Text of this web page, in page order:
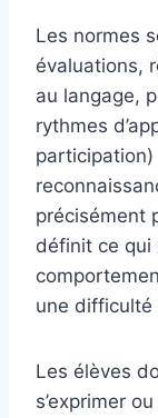
Les normes
évaluations,
au langage,
rythmes
précisément
définit ce qui
une difficulté
Les élèves
s’exprimer